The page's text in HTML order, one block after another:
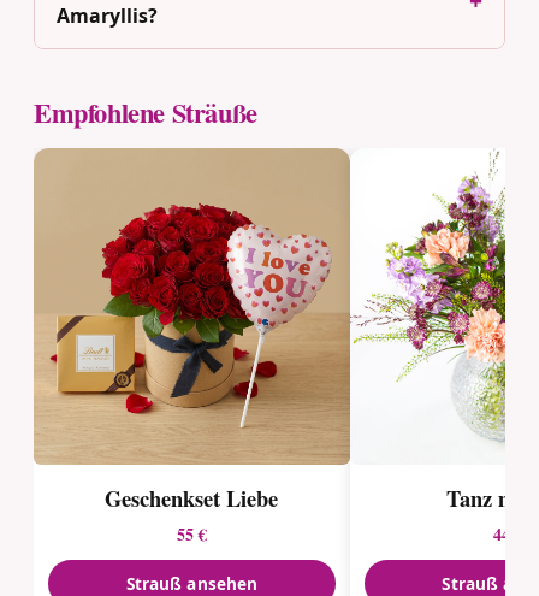
Amaryllis?
Empfohlene Sträuße
Geschenkset Liebe
55 €
Strauß ansehen
Tanz mit
44 €
Strauß